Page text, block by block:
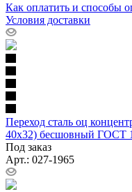
Как оплатить и способы
Условия доставки
Переход сталь оц
40х32) бесшовный ГОСТ
Под заказ
Арт.: 027-1965